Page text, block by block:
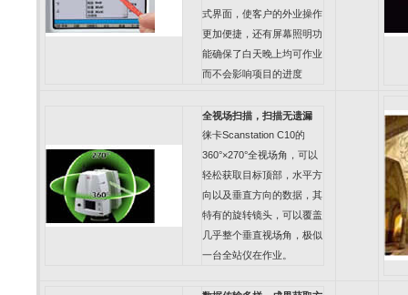
式界面，使客户的外业操作
更加便捷，还有屏幕照明功
能确保了白天晚上均可作业
而不会影响项目的进度
全视场扫描，扫描无遗漏
徕卡Scanstation C10的
360°×270°全视场角，可以
轻松获取目标顶部，水平方
向以及垂直方向的数据，其
特有的旋转镜头，可以覆盖
几乎整个垂直视场角，极似
一台全站仪在作业。